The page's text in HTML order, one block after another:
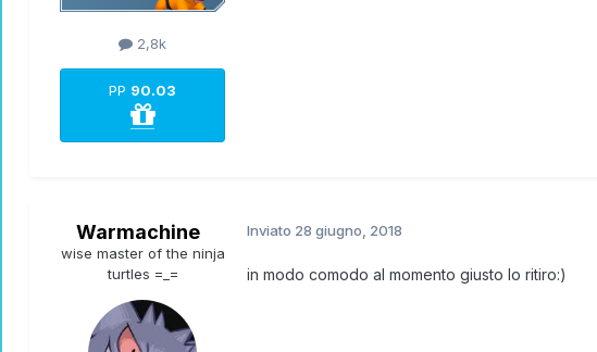
2,8k
PP 90.03
Warmachine
wise master of the ninja
turtles =_=
Inviato 28 giugno, 2018
in modo comodo al momento giusto lo ritiro:)